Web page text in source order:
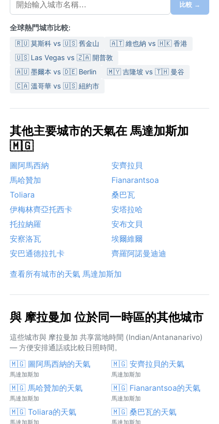
比較 →
全球熱門城市比較:
🇷🇺 莫斯科 vs 🇺🇸 舊金山
🇦🇹 維也納 vs 🇭🇰 香港
🇺🇸 Las Vegas vs 🇿🇦 開普敦
🇦🇺 墨爾本 vs 🇩🇪 Berlin
🇲🇾 吉隆坡 vs 🇹🇭 曼谷
🇨🇦 溫哥華 vs 🇺🇸 紐約市
其他主要城市的天氣在 馬達加斯加
🇲🇬
圖阿馬西納
安齊拉貝
馬哈贊加
Fianarantsoa
Toliara
桑巴瓦
伊梅林齊亞托西卡
安塔拉哈
托拉納羅
安布文貝
安察洛瓦
埃爾維爾
安巴通德拉扎卡
齊羅阿諾曼迪迪
查看所有城市的天氣 馬達加斯加
與 摩拉曼加 位於同一時區的其他城市
這些城市與 摩拉曼加 共享當地時間 (Indian/Antananarivo)
— 方便安排通話或比較日照時間。
🇲🇬 圖阿馬西納的天氣
馬達加斯加
🇲🇬 安齊拉貝的天氣
馬達加斯加
🇲🇬 馬哈贊加的天氣
馬達加斯加
🇲🇬 Fianarantsoa的天氣
馬達加斯加
🇲🇬 Toliara的天氣
馬達加斯加
🇲🇬 桑巴瓦的天氣
馬達加斯加